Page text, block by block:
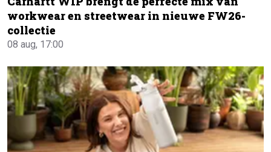
workwear en streetwear in nieuwe FW26-
collectie
08 aug, 17:00